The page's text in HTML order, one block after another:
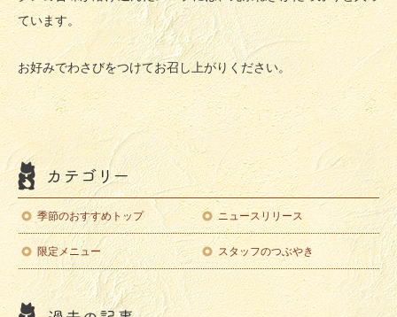
ています。
お好みでわさびをつけてお召し上がりください。
季節のおすすめトップ ニュースリリース
限定メニュー スタッフのつぶやき